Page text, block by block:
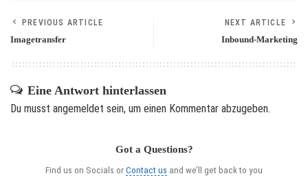
PREVIOUS ARTICLE
Imagetransfer
NEXT ARTICLE
Inbound-Marketing
Eine Antwort hinterlassen
Du musst angemeldet sein, um einen Kommentar abzugeben.
Got a Questions?
Find us on Socials orContact us and we’ll get back to you